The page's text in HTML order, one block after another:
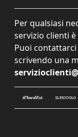
Per qualsiasi
servizio clienti
Puoi
scrivendo una